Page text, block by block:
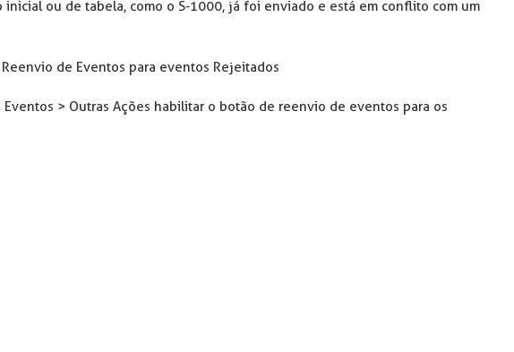
inicial ou de tabela, como o S-1000, já foi enviado e está em conflito com um
de Eventos para eventos Rejeitados
Eventos > Outras Ações habilitar o botão de reenvio de eventos para os